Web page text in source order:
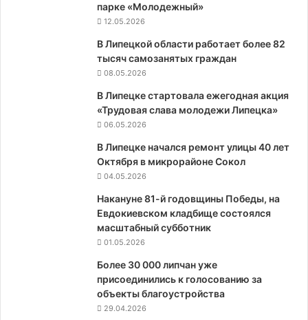
парке «Молодежный»
12.05.2026
В Липецкой области работает более 82
тысяч самозанятых граждан
08.05.2026
В Липецке стартовала ежегодная акция
«Трудовая слава молодежи Липецка»
06.05.2026
В Липецке начался ремонт улицы 40 лет
Октября в микрорайоне Сокол
04.05.2026
Накануне 81-й годовщины Победы, на
Евдокиевском кладбище состоялся
масштабный субботник
01.05.2026
Более 30 000 липчан уже
присоединились к голосованию за
объекты благоустройства
29.04.2026